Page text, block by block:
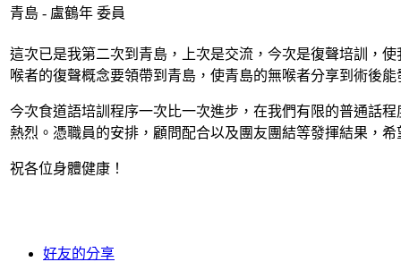
青島 - 盧鶴年 委員
這次已是我第二次到青島，上次是交流，今次是復聲培訓，
喉者的復聲概念要領帶到青島，使青島的無喉者分享到術後
今次食道語培訓程序一次比一次進步，在我們有限的普通話
熱烈。憑職員的安排，顧問配合以及團友團結等發揮結果，
祝各位身體健康！
好友的分享